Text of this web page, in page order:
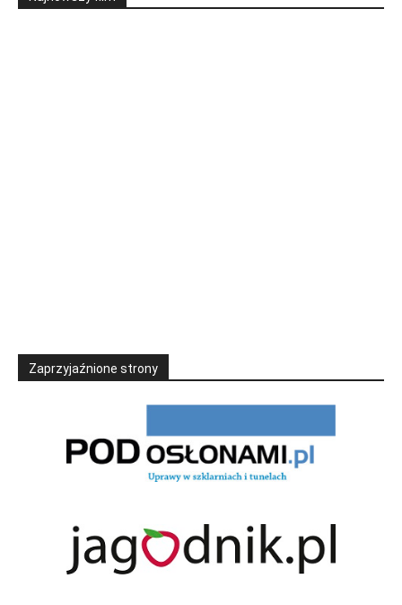
Zaprzyjaźnione strony